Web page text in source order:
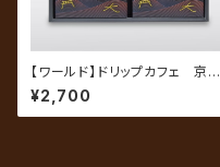
【ワールド】ドリップカフェ 京都
五山送り火コーヒー DCG-25
（8g×5袋）×2箱入
¥2,700